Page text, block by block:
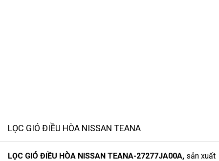
LỌC GIÓ ĐIỀU HÒA NISSAN TEANA
LỌC GIÓ ĐIỀU HÒA NISSAN TEANA-27277JA00A, sản xuất